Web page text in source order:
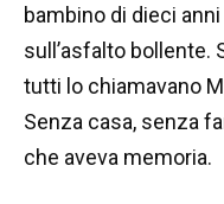
bambino di dieci
sull’asfalto bollente.
tutti lo chiamavano
Senza casa, senza
che aveva memoria.